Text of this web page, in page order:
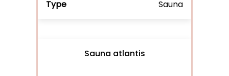
Sauna
Sauna atlantis